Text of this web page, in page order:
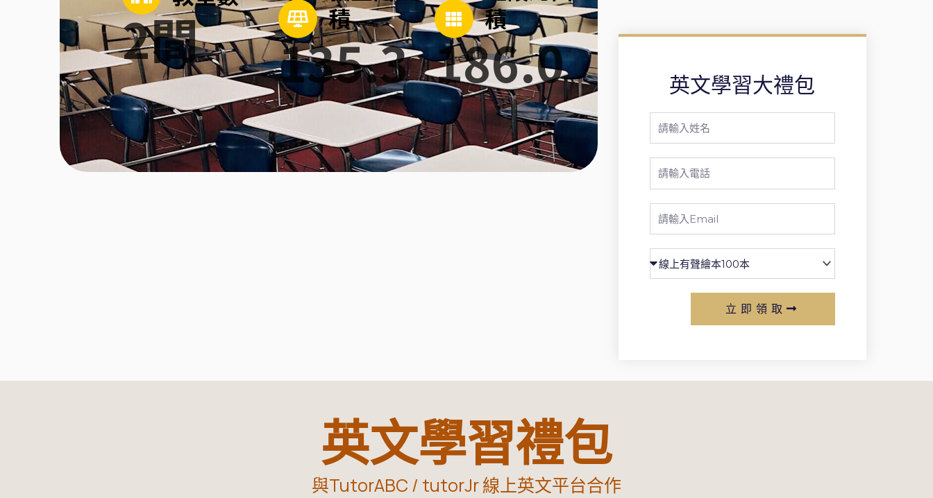
2間
積
135.3
積
186.0 英文學習大禮包
Full
Name
Phone
Email
立即領取
英文學習禮包
與TutorABC / tutorJr 線上英文平台合作